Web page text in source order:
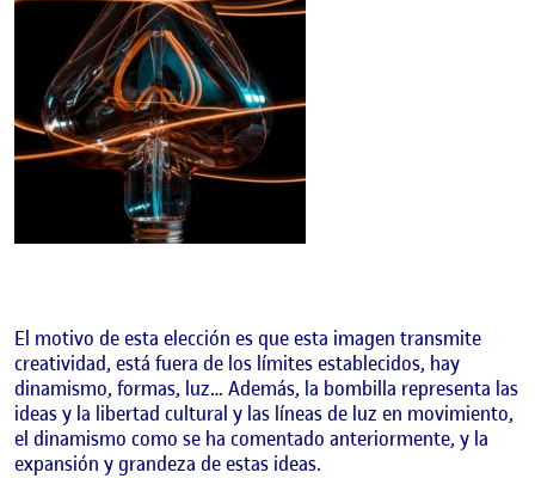
El motivo de esta elección es que esta imagen transmite
creatividad, está fuera de los límites establecidos, hay
dinamismo, formas, luz… Además, la bombilla representa las
ideas y la libertad cultural y las líneas de luz en movimiento,
el dinamismo como se ha comentado anteriormente, y la
expansión y grandeza de estas ideas.